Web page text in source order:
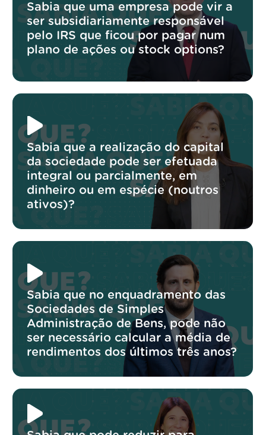
Sabia que uma empresa pode vir a
ser subsidiariamente responsável
pelo IRS que ficou por pagar num
plano de ações ou stock options?
Sabia que a realização do capital
da sociedade pode ser efetuada
integral ou parcialmente, em
dinheiro ou em espécie (noutros
ativos)?
Sabia que no enquadramento das
Sociedades de Simples
Administração de Bens, pode não
ser necessário calcular a média de
rendimentos dos últimos três anos?